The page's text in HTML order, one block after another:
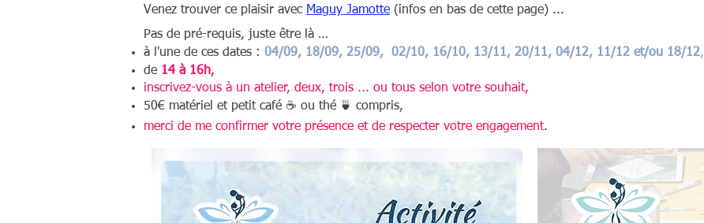
Venez trouver ce plaisir avec Maguy Jamotte (infos en bas de cette page) ...
Pas de pré-requis, juste être là …
à l'une de ces dates : 04/09, 18/09, 25/09, 02/10, 16/10, 13/11, 20/11, 04/12, 11/12 et/ou 18/12,
de 14 à 16h,
inscrivez-vous à un atelier, deux, trois ... ou tous selon votre souhait,
50€ matériel et petit café ☕️ ou thé 🍵 compris,
merci de me confirmer votre présence et de respecter votre engagement.